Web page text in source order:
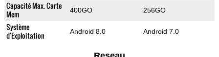
Capacité Max. Carte
Mem
400GO 256GO
Système
d'Exploitation
Android 8.0 Android 7.0